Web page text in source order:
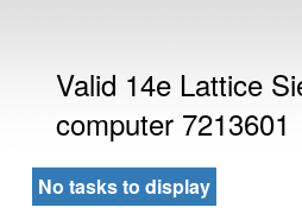
Valid 14e Lattice
computer 7213601
No tasks to display